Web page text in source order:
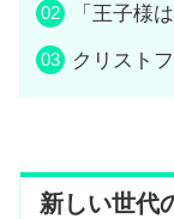
「王子様
クリスト
新しい世代